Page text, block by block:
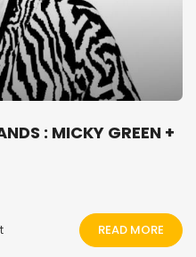
: MICKY GREEN +
READ MORE